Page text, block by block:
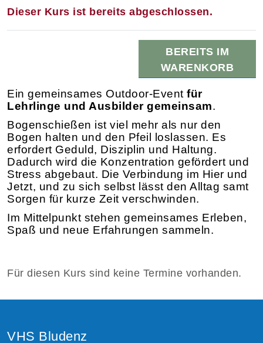
Dieser Kurs ist bereits abgeschlossen.
BEREITS IM
WARENKORB
Ein gemeinsames Outdoor-Event für
Lehrlinge und Ausbilder gemeinsam.
Bogenschießen ist viel mehr als nur den
Bogen halten und den Pfeil loslassen. Es
erfordert Geduld, Disziplin und Haltung.
Dadurch wird die Konzentration gefördert und
Stress abgebaut. Die Verbindung im Hier und
Jetzt, und zu sich selbst lässt den Alltag samt
Sorgen für kurze Zeit verschwinden.
Im Mittelpunkt stehen gemeinsames Erleben,
Spaß und neue Erfahrungen sammeln.
Für diesen Kurs sind keine Termine vorhanden.
VHS Bludenz